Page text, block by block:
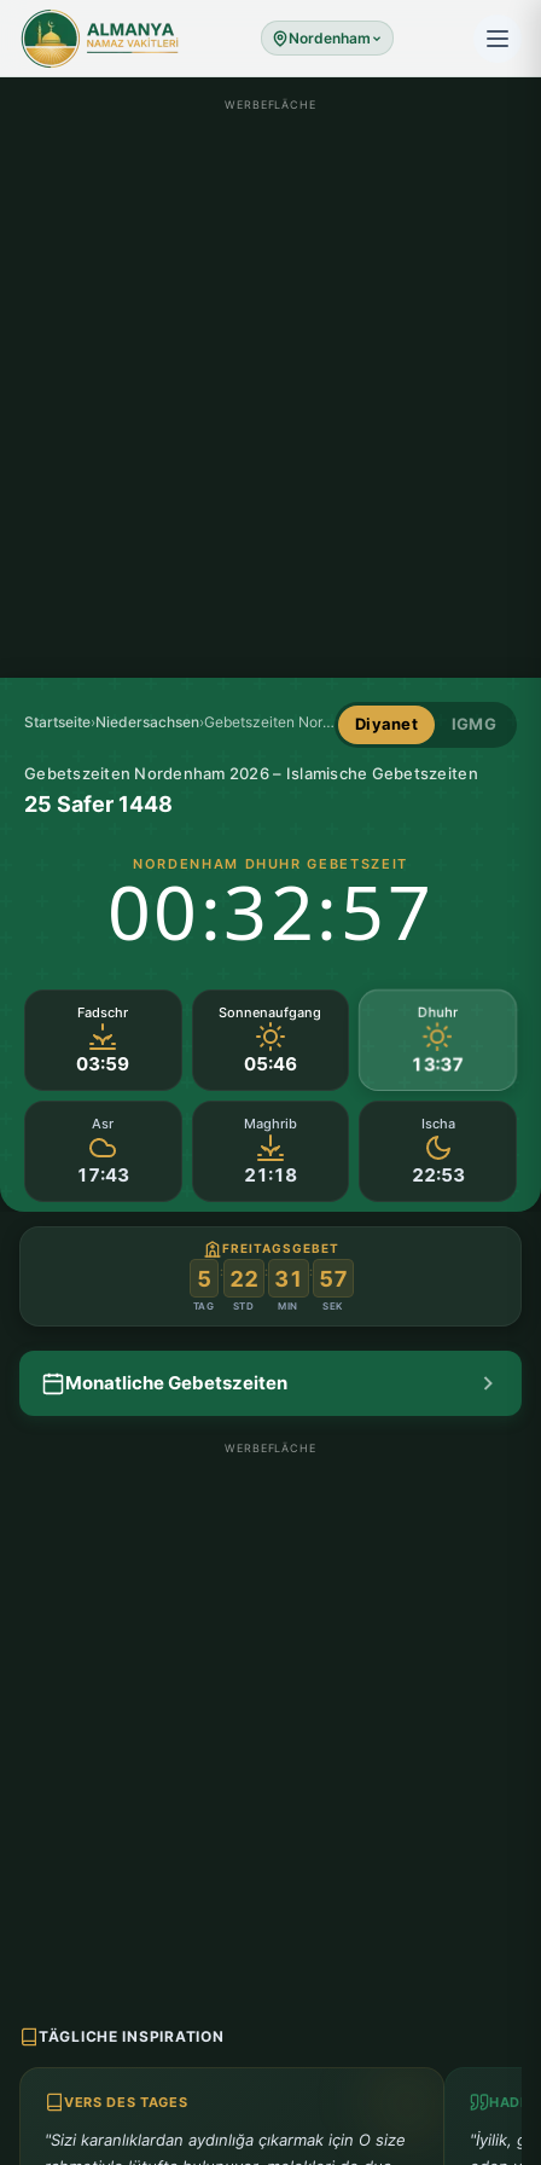
Nordenham
WERBEFLÄCHE
Startseite›Niedersachsen› Gebetszeiten Nordenham Diyanet IGMG
Gebetszeiten Nordenham 2026 – Islamische Gebetszeiten
25 Safer 1448
NORDENHAM DHUHR GEBETSZEIT
00:32:56
Fadschr
03:59
Sonnenaufgang
05:46
Dhuhr
13:37
Asr
17:43
Maghrib
21:18
Ischa
22:53
FREITAGSGEBET
5
TAG
: 22
STD
: 31
MIN
: 56
SEK
Monatliche Gebetszeiten
WERBEFLÄCHE
TÄGLICHE INSPIRATION
VERS DES TAGES
"Sizi karanlıklardan aydınlığa çıkarmak için O size
"İyilik,